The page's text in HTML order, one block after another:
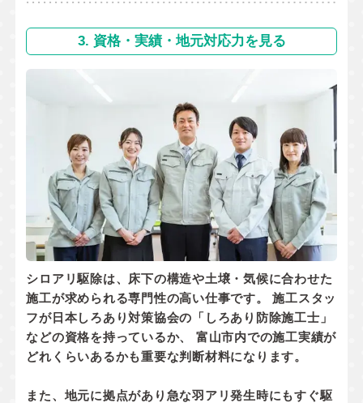
3. 資格・実績・地元対応力を見る
シロアリ駆除は、床下の構造や土壌・気候に合わせた
施工が求められる専門性の高い仕事です。 施工スタッ
フが日本しろあり対策協会の「しろあり防除施工士」
などの資格を持っているか、 富山市内での施工実績が
どれくらいあるかも重要な判断材料になります。
また、地元に拠点があり 急な羽アリ発生時にもすぐ駆